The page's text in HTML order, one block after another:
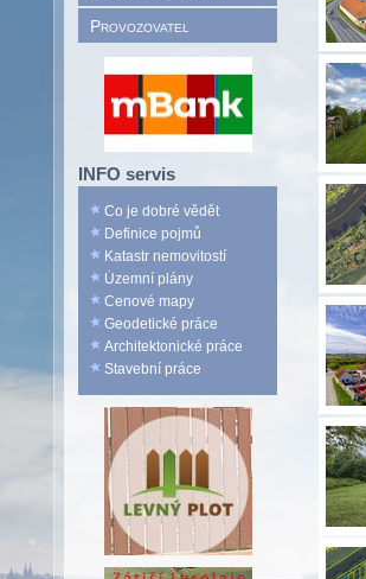
Provozovatel
INFO servis
Co je dobré vědět
Definice pojmů
Katastr nemovitostí
Územní plány
Cenové mapy
Geodetické práce
Architektonické práce
Stavební práce